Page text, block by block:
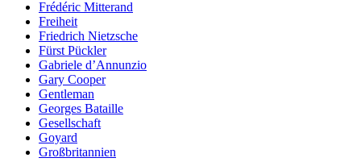
Frédéric Mitterand
Freiheit
Friedrich Nietzsche
Fürst Pückler
Gabriele d’Annunzio
Gary Cooper
Gentleman
Georges Bataille
Gesellschaft
Goyard
Großbritannien